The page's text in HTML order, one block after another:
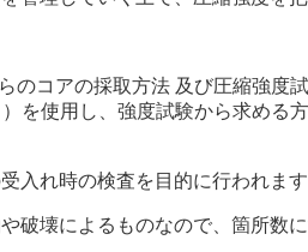
のコアの採取方法 及び圧縮強度試
を使用し、強度試験から求める方
れ時の検査を目的に行われます
破壊によるものなので、箇所数